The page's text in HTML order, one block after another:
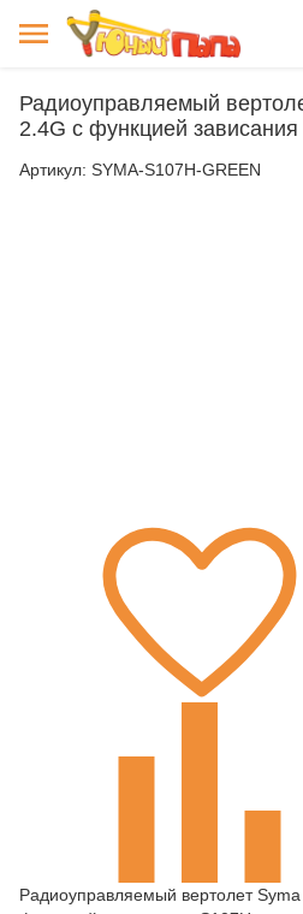
Радиоуправляемый
2.4G с функцией
Артикул: SYMA-S107H-GREEN
Радиоуправляемый вертолет